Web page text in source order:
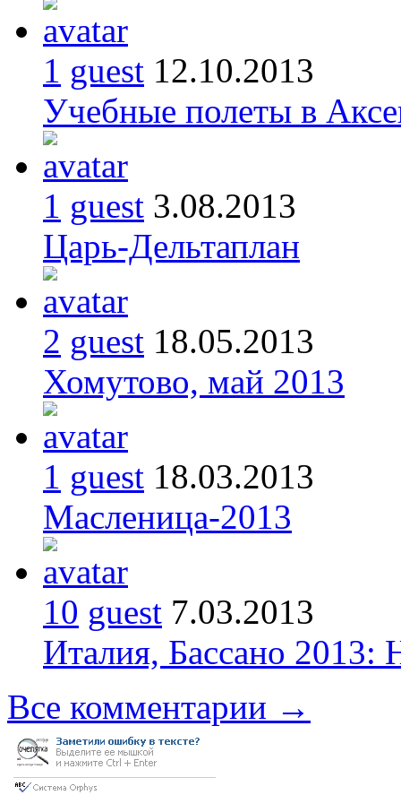
1 guest 12.10.2013
Учебные полеты в
1 guest 3.08.2013
Царь-Дельтаплан
2 guest 18.05.2013
Хомутово, май 2013
1 guest 18.03.2013
Масленица-2013
10 guest 7.03.2013
Италия, Бассано 2013:
Все комментарии →